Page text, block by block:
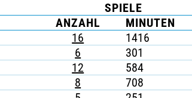
SPIELE
ANZAHL MINUTEN
16 1416
6 301
12 584
8 708